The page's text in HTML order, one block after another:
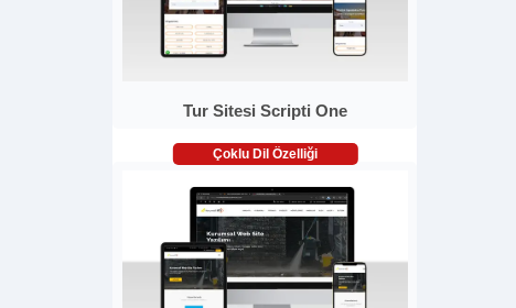
Tur Sitesi Scripti One
Çoklu Dil Özelliği